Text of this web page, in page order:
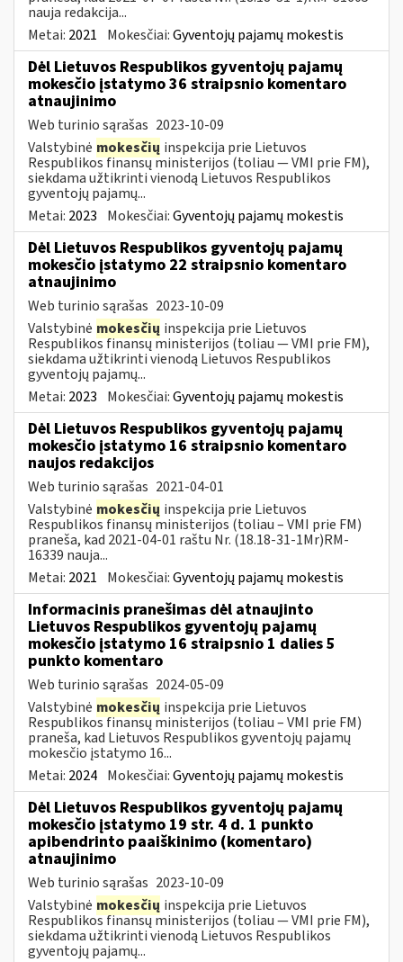
nauja redakcija...
Metai: 2021 Mokesčiai:Gyventojų pajamų mokestis
Dėl Lietuvos Respublikos gyventojų pajamų
mokesčio įstatymo 36 straipsnio komentaro
atnaujinimo
Web turinio sąrašas 2023-10-09
Valstybinė mokesčių inspekcija prie Lietuvos
Respublikos finansų ministerijos (toliau — VMI prie FM),
siekdama užtikrinti vienodą Lietuvos Respublikos
gyventojų pajamų...
Metai: 2023 Mokesčiai:Gyventojų pajamų mokestis
Dėl Lietuvos Respublikos gyventojų pajamų
mokesčio įstatymo 22 straipsnio komentaro
atnaujinimo
Web turinio sąrašas 2023-10-09
Valstybinė mokesčių inspekcija prie Lietuvos
Respublikos finansų ministerijos (toliau — VMI prie FM),
siekdama užtikrinti vienodą Lietuvos Respublikos
gyventojų pajamų...
Metai: 2023 Mokesčiai:Gyventojų pajamų mokestis
Dėl Lietuvos Respublikos gyventojų pajamų
mokesčio įstatymo 16 straipsnio komentaro
naujos redakcijos
Web turinio sąrašas 2021-04-01
Valstybinė mokesčių inspekcija prie Lietuvos
Respublikos finansų ministerijos (toliau – VMI prie FM)
praneša, kad 2021-04-01 raštu Nr. (18.18-31-1Mr)RM-
16339 nauja...
Metai: 2021 Mokesčiai:Gyventojų pajamų mokestis
Informacinis pranešimas dėl atnaujinto
Lietuvos Respublikos gyventojų pajamų
mokesčio įstatymo 16 straipsnio 1 dalies 5
punkto komentaro
Web turinio sąrašas 2024-05-09
Valstybinė mokesčių inspekcija prie Lietuvos
Respublikos finansų ministerijos (toliau – VMI prie FM)
praneša, kad Lietuvos Respublikos gyventojų pajamų
mokesčio įstatymo 16...
Metai: 2024 Mokesčiai:Gyventojų pajamų mokestis
Dėl Lietuvos Respublikos gyventojų pajamų
mokesčio įstatymo 19 str. 4 d. 1 punkto
apibendrinto paaiškinimo (komentaro)
atnaujinimo
Web turinio sąrašas 2023-10-09
Valstybinė mokesčių inspekcija prie Lietuvos
Respublikos finansų ministerijos (toliau — VMI prie FM),
siekdama užtikrinti vienodą Lietuvos Respublikos
gyventojų pajamų...